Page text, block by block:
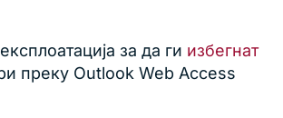
за да ги избегнат
преку Outlook Web Access